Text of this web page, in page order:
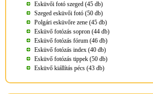
Esküvői fotó szeged (45 db)
Szeged esküvői fotó (50 db)
Polgári esküvőre zene (45 db)
Esküvő fotózás sopron (44 db)
Esküvő fotózás fórum (46 db)
Esküvő fotózás index (40 db)
Esküvő fotózás tippek (50 db)
Esküvő kiállítás pécs (43 db)